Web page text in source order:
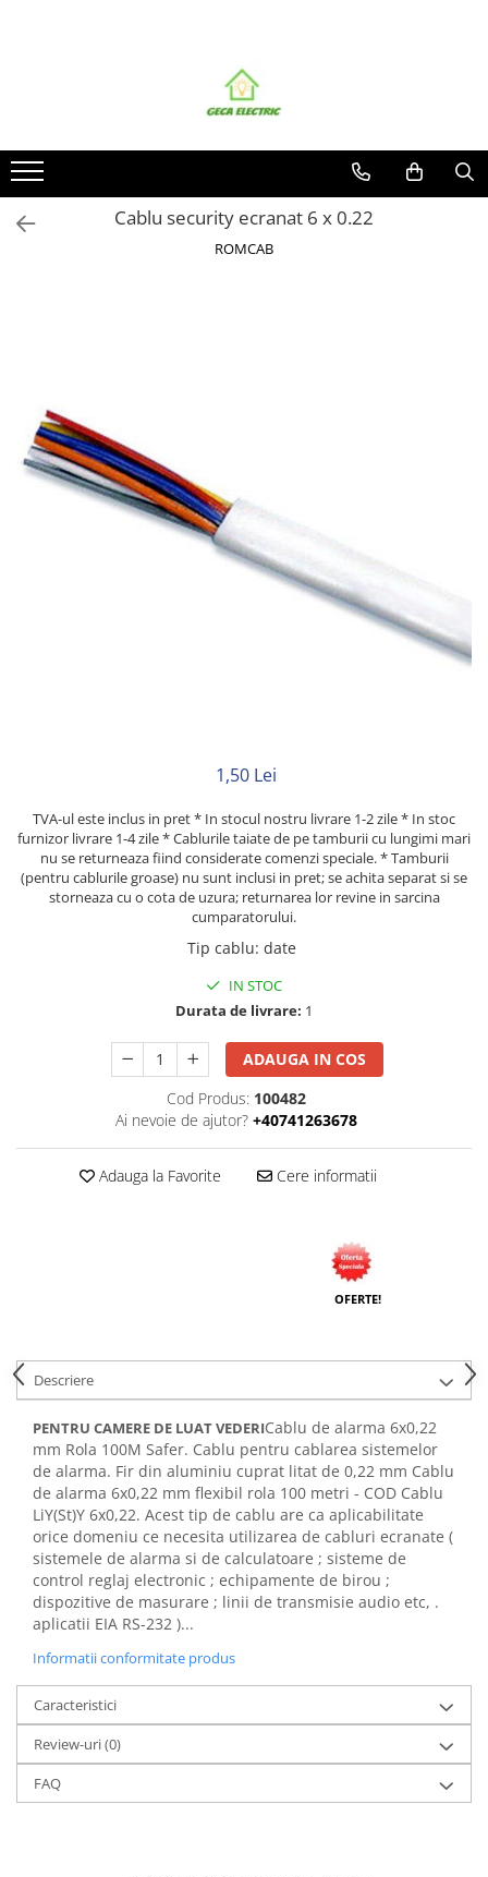
CABLURI
Energie
Siliconice
Neopren
Rezistente la foc
CONDUCTORI
ACCESORII INSTALATII ELECTRICE
Canal cablu PVC
Conectica
PRELUNGITOARE
MULTIPRIZE, STECHERE, CUPLE
Prize
Stechere ( fise )
AUTOMATIZARI, PROTECTII SI COMANDA
Contactori
Elemente de comanda si semnalizare
Relee
Separatoare de sarcina
Stabilizatoare
Transformatoare
SIGURANTE AUTOMATE
MPR
Sigurante automate
CORPURI SI SURSE DE ILUMINAT
Corpuri iluminat exterior
Cablu security ecranat 6 x 0.22
ROMCAB
1,50 Lei
TVA-ul este inclus in pret * In stocul nostru livrare 1-2 zile * In stoc
furnizor livrare 1-4 zile * Cablurile taiate de pe tamburii cu lungimi mari
nu se returneaza fiind considerate comenzi speciale. * Tamburii
(pentru cablurile groase) nu sunt inclusi in pret; se achita separat si se
storneaza cu o cota de uzura; returnarea lor revine in sarcina
cumparatorului.
Tip cablu: date
IN STOC
Durata de livrare: 1
ADAUGA IN COS
Cod Produs: 100482
Ai nevoie de ajutor? +40741263678
Adauga la Favorite Cere informatii
OFERTE!
Descriere
PENTRU CAMERE DE LUAT VEDERICablu de alarma 6x0,22
mm Rola 100M Safer. Cablu pentru cablarea sistemelor
de alarma. Fir din aluminiu cuprat litat de 0,22 mm Cablu
de alarma 6x0,22 mm flexibil rola 100 metri - COD Cablu
LiY(St)Y 6x0,22. Acest tip de cablu are ca aplicabilitate
orice domeniu ce necesita utilizarea de cabluri ecranate (
sistemele de alarma si de calculatoare ; sisteme de
control reglaj electronic ; echipamente de birou ;
dispozitive de masurare ; linii de transmisie audio etc, .
aplicatii EIA RS-232 )...
Informatii conformitate produs
Caracteristici
Review-uri(0)
FAQ